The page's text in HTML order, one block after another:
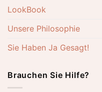
LookBook
Unsere Philosophie
Sie Haben Ja Gesagt!
Brauchen Sie Hilfe?